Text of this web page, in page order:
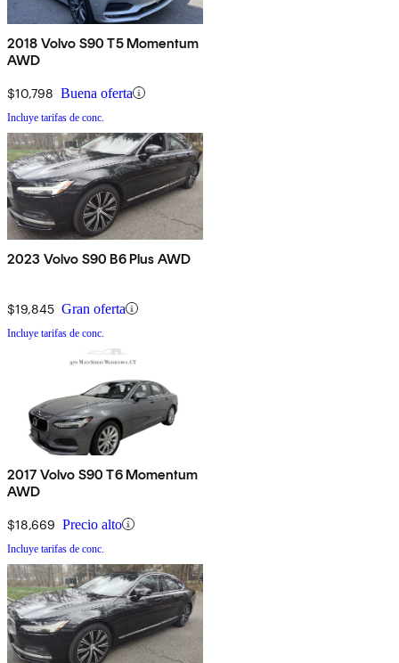
2018 Volvo S90 T5 Momentum
AWD
$10,798 Buena oferta
Incluye tarifas de conc.
2023 Volvo S90 B6 Plus AWD
$19,845 Gran oferta
Incluye tarifas de conc.
2017 Volvo S90 T6 Momentum
AWD
$18,669 Precio alto
Incluye tarifas de conc.